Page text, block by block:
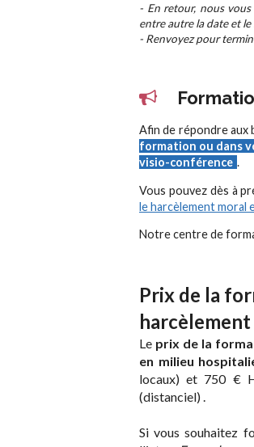
- En retour, nous
entre autre la date et
- Renvoyez pour
Afin de répondre aux
formation ou dans
visio-conférence .
Vous pouvez dès à
le harcèlement moral
Notre centre de
Prix de la
Le prix de la
en milieu
locaux) et 750 €
(distanciel) .
Si vous souhaitez